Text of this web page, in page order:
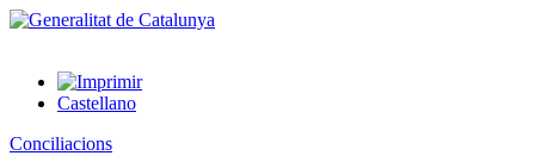
Castellano
Conciliacions